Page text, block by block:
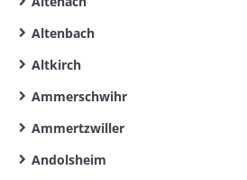
Altenbach
Altkirch
Ammerschwihr
Ammertzwiller
Andolsheim